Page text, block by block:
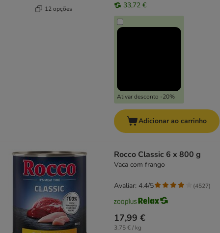
12 opções 33,72 €
Ativar desconto -20%
Adicionar ao carrinho
Rocco Classic 6 x 800 g
Vaca com frango
17,99 €
3,75 € / kg
Avaliar: 4.4/5 (4527)